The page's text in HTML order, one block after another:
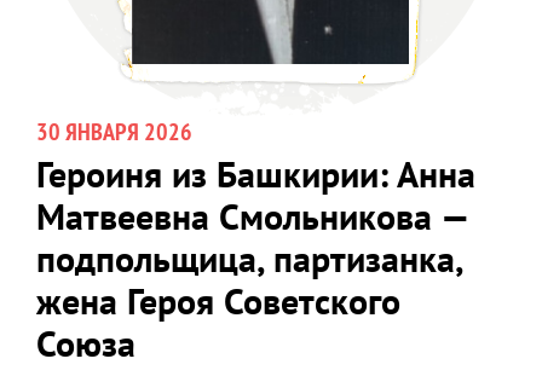
30 ЯНВАРЯ 2026
Героиня из Башкирии: Анна
Матвеевна Смольникова —
подпольщица, партизанка,
жена Героя Советского
Союза